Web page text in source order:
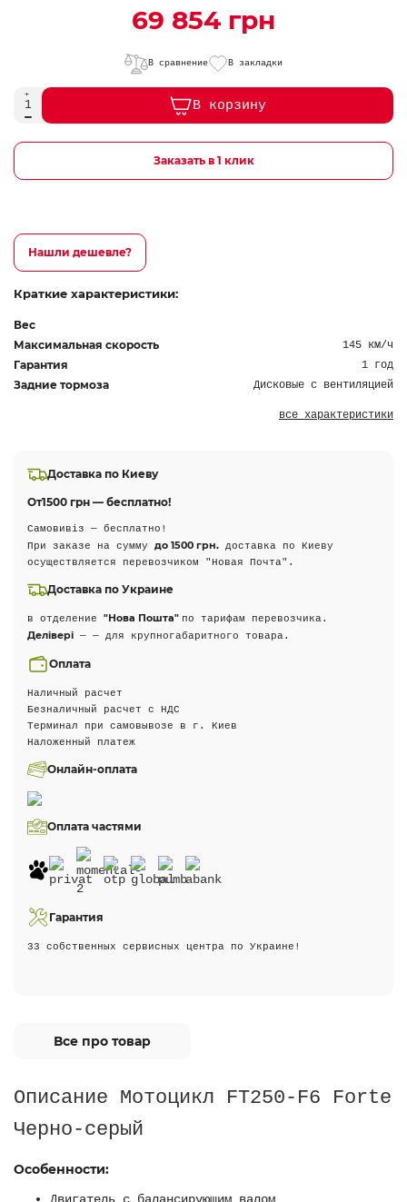
69 854 грн
В сравнение В закладки
В корзину
Заказать в 1 клик
Нашли дешевле?
Краткие характеристики:
Вес
Максимальная скорость
145 км/ч
Гарантия 1 год
Задние тормоза Дисковые с вентиляцией
все характеристики
Доставка по Киеву
От1500 грн — бесплатно!
Самовивіз — бесплатно!
При заказе на сумму до 1500 грн. доставка по Киеву
осуществляется перевозчиком "Новая Почта".
Доставка по Украине
в отделение "Нова Пошта" по тарифам перевозчика.
Делівері — — для крупногабаритного товара.
Оплата
Наличный расчет
Безналичный расчет с НДС
Терминал при самовывозе в г. Киев
Наложенный платеж
Онлайн-оплата
Оплата частями
Гарантия
33 собственных сервисных центра по Украине!
Все про товар
Описание Мотоцикл FT250-F6 Forte
Черно-серый
Особенности: